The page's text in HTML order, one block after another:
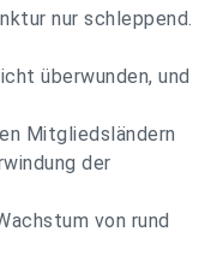
nur schleppend.
überwunden, und
Mitgliedsländern
der
von rund